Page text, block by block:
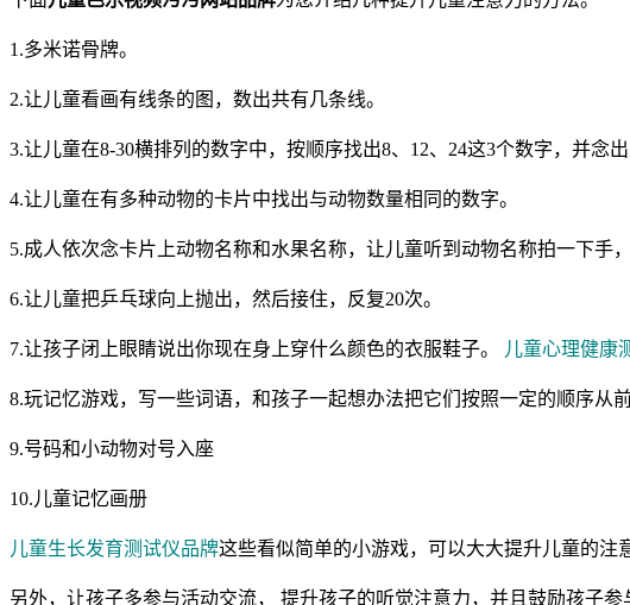
1.多米诺骨牌。
2.让儿童看画有线条的图，数出共有几条线。
3.让儿童在8-30横排列的数字中，按顺序找出8、12、24这3个数字，并念出
4.让儿童在有多种动物的卡片中找出与动物数量相同的数字。
5.成人依次念卡片上动物名称和水果名称，让儿童听到动物名称拍一下手
6.让儿童把乒乓球向上抛出，然后接住，反复20次。
7.让孩子闭上眼睛说出你现在身上穿什么颜色的衣服鞋子。 儿童心理健康
8.玩记忆游戏，写一些词语，和孩子一起想办法把它们按照一定的顺序从
9.号码和小动物对号入座
10.儿童记忆画册
儿童生长发育测试仪品牌这些看似简单的小游戏，可以大大提升儿童的注
另外，让孩子多参与活动交流， 提升孩子的听觉注意力，并且鼓励孩子